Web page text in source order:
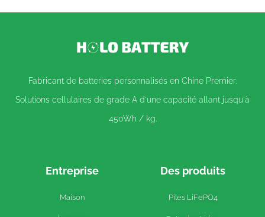
Fabricant de batteries personnalisés en Chine Premier.
Solutions cellulaires de grade A d'une capacité allant jusqu'à
450Wh / kg.
Entreprise
Maison
Des produits
Piles LiFePO4